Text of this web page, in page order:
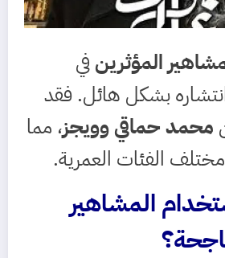
المؤثرينفي
بشكل هائل. فقد
محمد حماقي وويجز، مما
الفئات العمرية.
المشاهير